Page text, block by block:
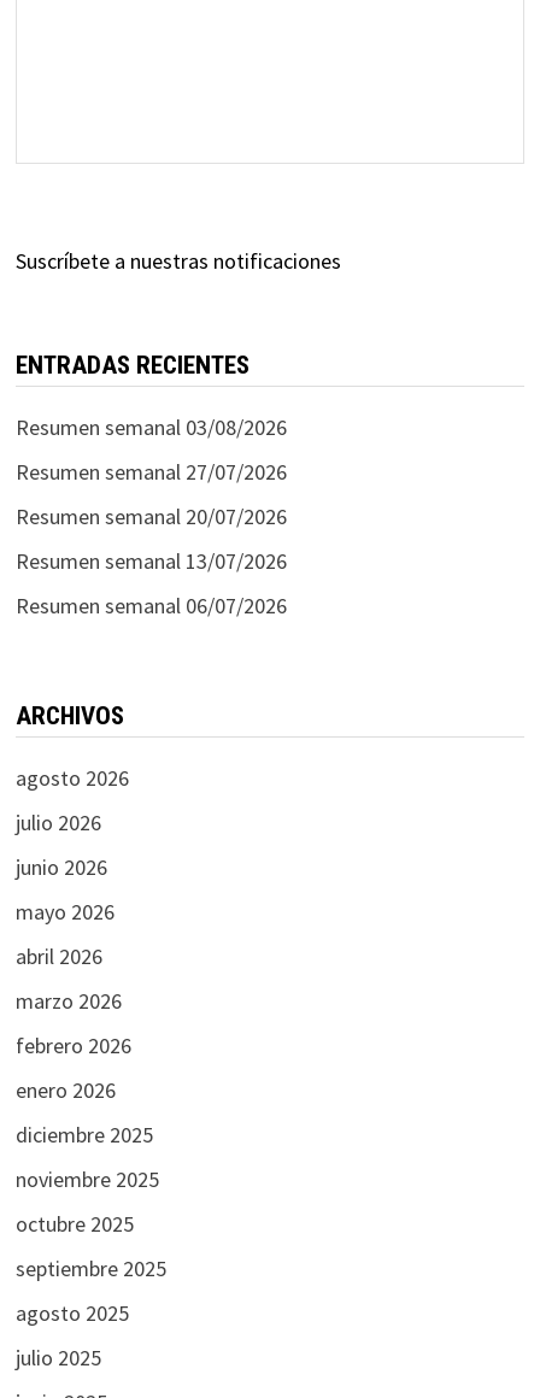
Suscríbete a nuestras notificaciones
ENTRADAS RECIENTES
Resumen semanal 03/08/2026
Resumen semanal 27/07/2026
Resumen semanal 20/07/2026
Resumen semanal 13/07/2026
Resumen semanal 06/07/2026
ARCHIVOS
agosto 2026
julio 2026
junio 2026
mayo 2026
abril 2026
marzo 2026
febrero 2026
enero 2026
diciembre 2025
noviembre 2025
octubre 2025
septiembre 2025
agosto 2025
julio 2025